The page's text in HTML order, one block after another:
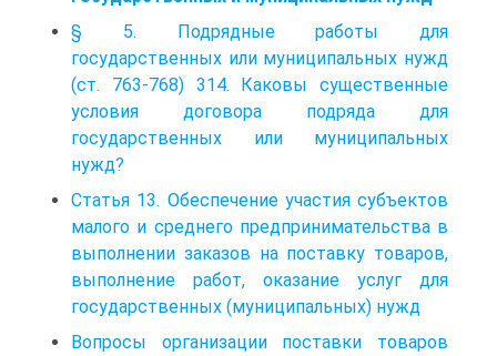
§ 5. Подрядные работы для
государственных или муниципальных нужд
(ст. 763-768) 314. Каковы существенные
условия договора подряда для
государственных или муниципальных
нужд?
Статья 13. Обеспечение участия субъектов
малого и среднего предпринимательства в
выполнении заказов на поставку товаров,
выполнение работ, оказание услуг для
государственных (муниципальных) нужд
Вопросы организации поставки товаров